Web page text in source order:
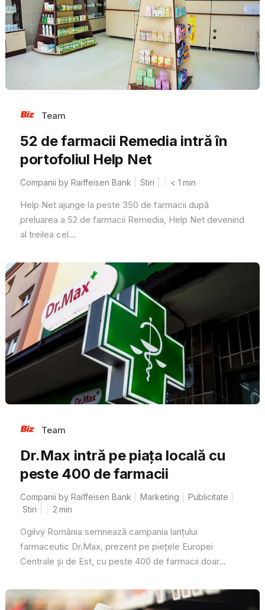
Team
52 de farmacii Remedia intră în
portofoliul Help Net
Companii by Raiffeisen Bank Stiri < 1 min
Help Net ajunge la peste 350 de farmacii după
preluarea a 52 de farmacii Remedia, Help Net devenind
al treilea cel...
Team
Dr.Max intră pe piața locală cu
peste 400 de farmacii
Companii by Raiffeisen Bank Marketing
Publicitate
Stiri
2 min
Ogilvy România semnează campania lanțului
farmaceutic Dr.Max, prezent pe piețele Europei
Centrale și de Est, cu peste 400 de farmacii doar...